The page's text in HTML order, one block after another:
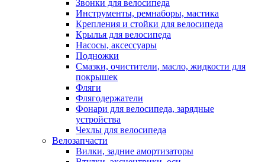
Звонки для велосипеда
Инструменты, ремнаборы, мастика
Крепления и стойки для велосипеда
Крылья для велосипеда
Насосы, аксессуары
Подножки
Смазки, очистители, масло, жидкости для
покрышек
Фляги
Флягодержатели
Фонари для велосипеда, зарядные
устройства
Чехлы для велосипеда
Велозапчасти
Вилки, задние амортизаторы